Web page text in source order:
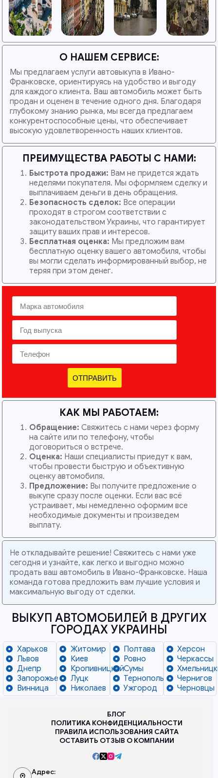
О НАШЕМ СЕРВИСЕ:
Мы предлагаем услуги автовыкупа в Ивано-
Франковске, ориентируясь на удобство и выгоду
для каждого клиента. Ваш автомобиль может быть
продан и оценен в течение одного дня. Благодаря
глубокому знанию рынка, мы всегда предлагаем
конкурентоспособные цены, что обеспечивает
высокую удовлетворенность наших клиентов.
ПРЕИМУЩЕСТВА РАБОТЫ С НАМИ:
Быстрота продажи: Вам не придется ждать
неделями покупателя. Мы оформляем сделку и
выплачиваем деньги в день обращения.
Безопасность сделок: Все операции
проходят в строгом соответствии с
законодательством Украины, что гарантирует
защиту ваших прав и интересов.
Бесплатная оценка: Мы предложим вам
бесплатную оценку вашего автомобиля, чтобы
вы могли сделать информированный выбор, не
теряя при этом денег.
ОТПРАВИТЬ
КАК МЫ РАБОТАЕМ:
Обращение: Свяжитесь с нами через форму
на сайте или по телефону, чтобы
договориться о встрече.
Оценка: Наши специалисты приедут к вам,
чтобы провести быструю и объективную
оценку автомобиля.
Предложение: Вы получите предложение о
выкупе сразу после оценки. Если вас всё
устраивает, мы немедленно оформим все
необходимые документы и произведем
выплату.
Не откладывайте решение! Свяжитесь с нами уже
сегодня и узнайте, как легко и выгодно можно
продать ваш автомобиль в Ивано-Франковске. Наша
команда готова предложить вам лучшие условия и
максимальную выгоду от сделки.
ВЫКУП АВТОМОБИЛЕЙ В ДРУГИХ
ГОРОДАХ УКРАИНЫ
Харьков
Львов
Днепр
Запорожье
Винница
Житомир
Киев
Кропивницкий
Луцк
Николаев
Полтава
Ровно
Сумы
Тернополь
Ужгород
Херсон
Черкассы
Чернигов
Черновцы
БЛОГ
ПОЛИТИКА КОНФИДЕНЦИАЛЬНОСТИ
ПРАВИЛА ИСПОЛЬЗОВАНИЯ САЙТА
ОСТАВИТЬ ОТЗЫВ О КОМПАНИИ
Адрес: